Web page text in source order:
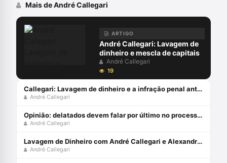
Mais de André Callegari
ARTIGO
André Callegari: Lavagem de
dinheiro e mescla de capitais
André Callegari
19
Callegari: Lavagem de dinheiro e a infração penal antecedente
André Callegari
Opinião: delatados devem falar por último no processo penal
André Callegari
Lavagem de Dinheiro com André Callegari e Alexandre Morais da Rosa
André Callegari